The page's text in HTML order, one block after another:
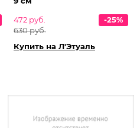
472 руб.
630 руб.
-25%
Купить на Л'Этуаль